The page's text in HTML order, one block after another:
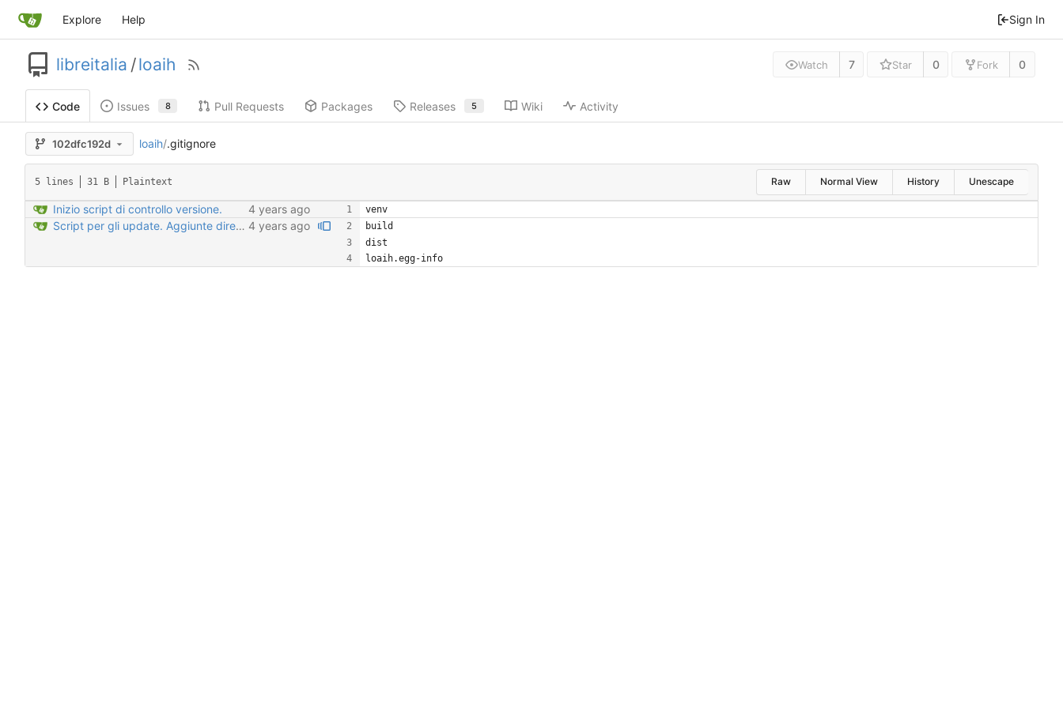
Explore Help Sign In
libreitalia /loaih Watch 7 Star 0 Fork 0
Code Issues 8 Pull Requests Packages Releases 5 Wiki Activity
102dfc192d loaih/.gitignore
5 lines 31 B Plaintext Raw Normal View History Unescape
Inizio script di controllo versione. venv
Script per gli update. Aggiunte directory all'ignore. Non creato checksum per .ver.
build
dist
loaih.egg-info